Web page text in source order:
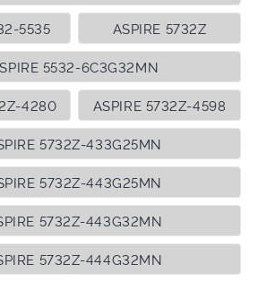
5535
5532-6C3G32MN
ASPIRE 5732Z
4280
5732Z-433G25MN
5732Z-443G25MN
5732Z-443G32MN
5732Z-444G32MN
ASPIRE 5732Z-4598